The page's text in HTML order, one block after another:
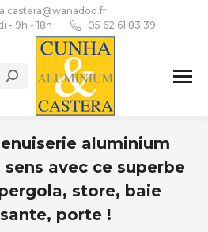
- 9h - 18h
05 62 61 83 39
aluminium
avec ce superbe
store, baie
porte !